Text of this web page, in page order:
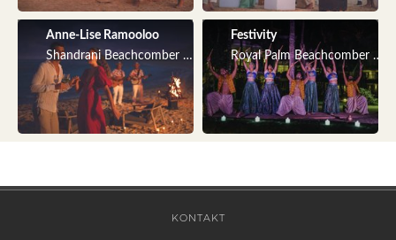
Anne-Lise Ramooloo
Shandrani Beachcomber Resort & Spa
Festivity
Royal Palm Beachcomber
KONTAKT